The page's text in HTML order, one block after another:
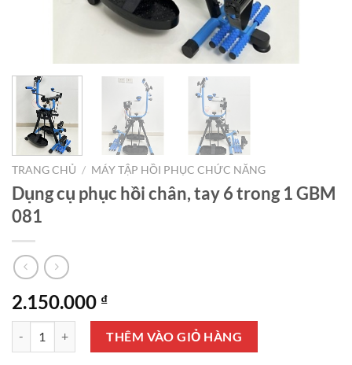
TRANG CHỦ / MÁY TẬP HỒI PHỤC CHỨC NĂNG
Dụng cụ phục hồi chân, tay 6 trong 1 GBM
081
2.150.000 ₫
Dụng cụ phục hồi chân, tay 6 trong 1 GBM 081 số lượng
THÊM VÀO GIỎ HÀNG